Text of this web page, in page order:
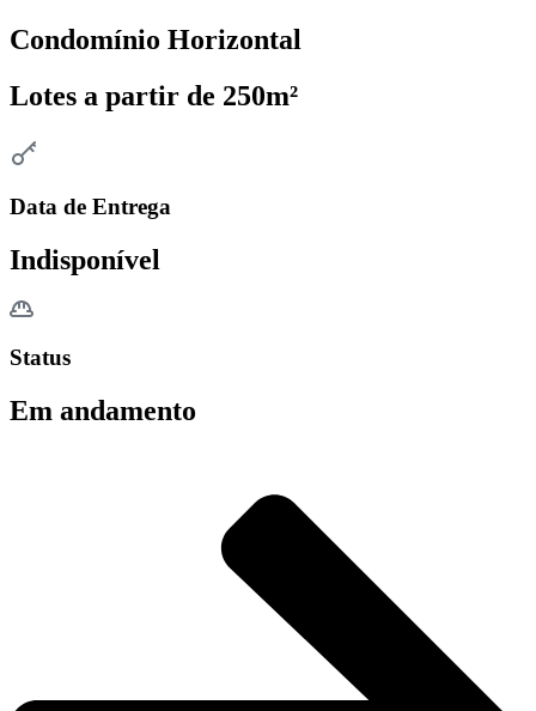
Condomínio Horizontal
Lotes a partir de 250m²
Data de Entrega
Indisponível
Status
Em andamento